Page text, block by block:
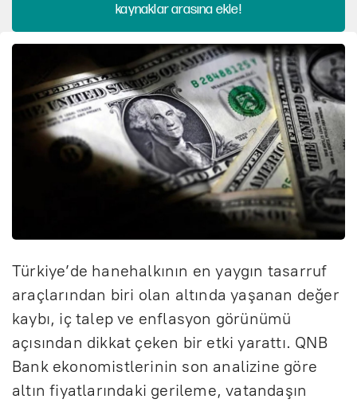
kaynaklar arasına ekle!
Türkiye’de hanehalkının en yaygın tasarruf
araçlarından biri olan altında yaşanan değer
kaybı, iç talep ve enflasyon görünümü
açısından dikkat çeken bir etki yarattı. QNB
Bank ekonomistlerinin son analizine göre
altın fiyatlarındaki gerileme, vatandaşın